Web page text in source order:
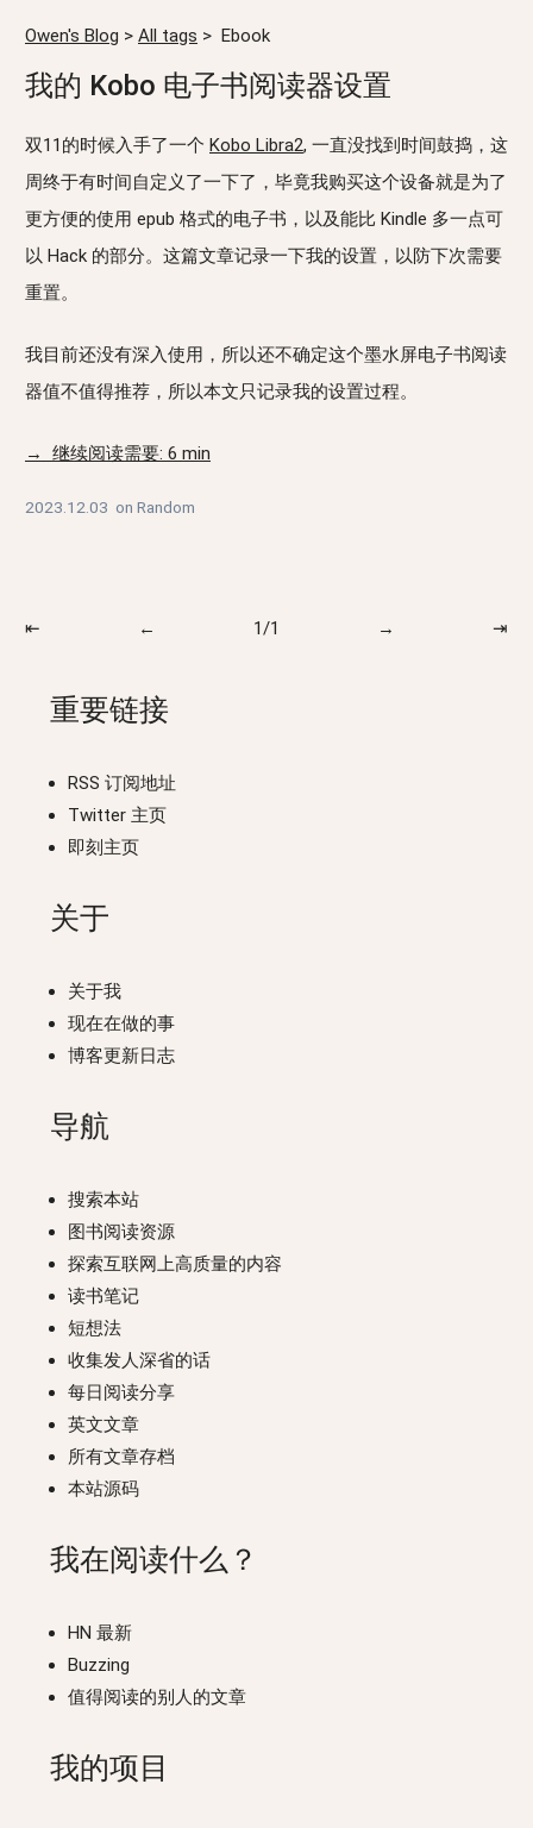
Owen's Blog > All tags > Ebook
我的 Kobo 电子书阅读器设置
双11的时候入手了一个 Kobo Libra2, 一直没找到时间鼓捣，这
周终于有时间自定义了一下了，毕竟我购买这个设备就是为了
更方便的使用 epub 格式的电子书，以及能比 Kindle 多一点可
以 Hack 的部分。这篇文章记录一下我的设置，以防下次需要
重置。
我目前还没有深入使用，所以还不确定这个墨水屏电子书阅读
器值不值得推荐，所以本文只记录我的设置过程。
→ 继续阅读需要: 6 min
2023.12.03 on Random
⇤ ← 1/1 → ⇥
重要链接
RSS 订阅地址
Twitter 主页
即刻主页
关于
关于我
现在在做的事
博客更新日志
导航
搜索本站
图书阅读资源
探索互联网上高质量的内容
读书笔记
短想法
收集发人深省的话
每日阅读分享
英文文章
所有文章存档
本站源码
我在阅读什么？
HN 最新
Buzzing
值得阅读的别人的文章
我的项目